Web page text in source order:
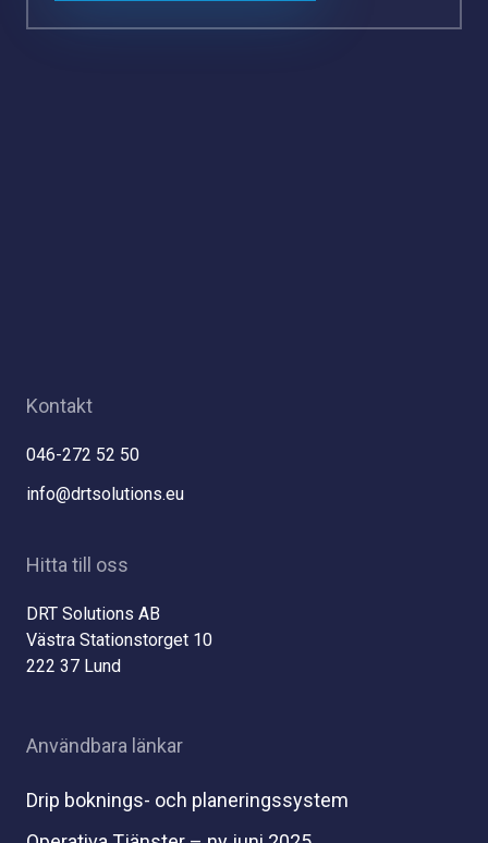
Kontakt
046-272 52 50
info@drtsolutions.eu
Hitta till oss
DRT Solutions AB
Västra Stationstorget 10
222 37 Lund
Användbara länkar
Drip boknings- och planeringssystem